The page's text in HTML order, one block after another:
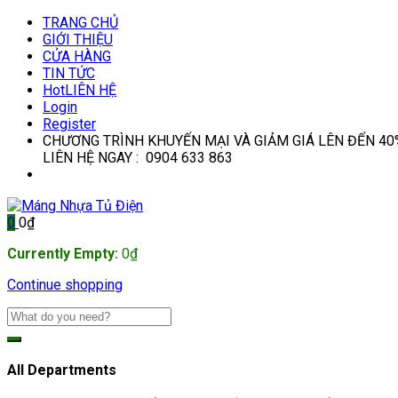
TRANG CHỦ
GIỚI THIỆU
CỬA HÀNG
TIN TỨC
HotLIÊN HỆ
Login
Register
CHƯƠNG TRÌNH KHUYẾN MẠI VÀ GIẢM GIÁ LÊN ĐẾN
LIÊN HỆ NGAY : 0904 633 863
0 0₫
Currently Empty: 0₫
Continue shopping
All Departments